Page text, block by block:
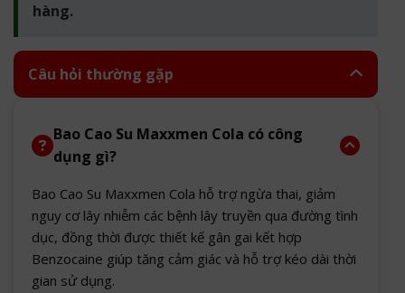
hàng.
Câu hỏi thường gặp
Bao Cao Su Maxxmen Cola có công
dụng gì?
Bao Cao Su Maxxmen Cola hỗ trợ ngừa thai, giảm
nguy cơ lây nhiễm các bệnh lây truyền qua đường tình
dục, đồng thời được thiết kế gân gai kết hợp
Benzocaine giúp tăng cảm giác và hỗ trợ kéo dài thời
gian sử dụng.